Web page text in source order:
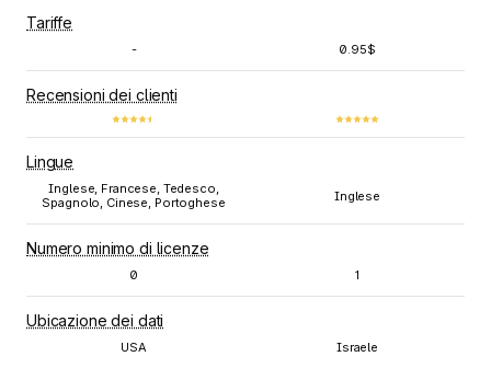
Tariffe
- 0.95$
Recensioni dei clienti
Lingue
Inglese, Francese, Tedesco,
Spagnolo, Cinese, Portoghese
Inglese
Numero minimo di licenze
0 1
Ubicazione dei dati
USA Israele